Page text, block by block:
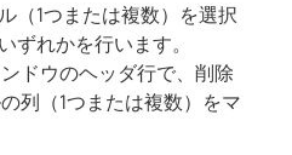
（1つまたは複数）を選択
ずれかを行います。
ドウのヘッダ行で、削除
列（1つまたは複数）をマ